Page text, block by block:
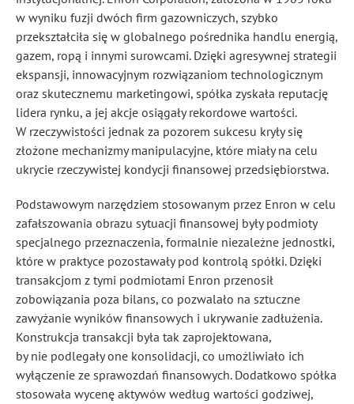
w wyniku fuzji dwóch firm gazowniczych, szybko
przekształciła się w globalnego pośrednika handlu energią,
gazem, ropą i innymi surowcami. Dzięki agresywnej strategii
ekspansji, innowacyjnym rozwiązaniom technologicznym
oraz skutecznemu marketingowi, spółka zyskała reputację
lidera rynku, a jej akcje osiągały rekordowe wartości.
W rzeczywistości jednak za pozorem sukcesu kryły się
złożone mechanizmy manipulacyjne, które miały na celu
ukrycie rzeczywistej kondycji finansowej przedsiębiorstwa.
Podstawowym narzędziem stosowanym przez Enron w celu
zafałszowania obrazu sytuacji finansowej były podmioty
specjalnego przeznaczenia, formalnie niezależne jednostki,
które w praktyce pozostawały pod kontrolą spółki. Dzięki
transakcjom z tymi podmiotami Enron przenosił
zobowiązania poza bilans, co pozwalało na sztuczne
zawyżanie wyników finansowych i ukrywanie zadłużenia.
Konstrukcja transakcji była tak zaprojektowana,
by nie podlegały one konsolidacji, co umożliwiało ich
wyłączenie ze sprawozdań finansowych. Dodatkowo spółka
stosowała wycenę aktywów według wartości godziwej,